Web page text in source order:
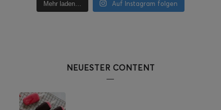
Mehr laden… Auf Instagram folgen
NEUESTER CONTENT